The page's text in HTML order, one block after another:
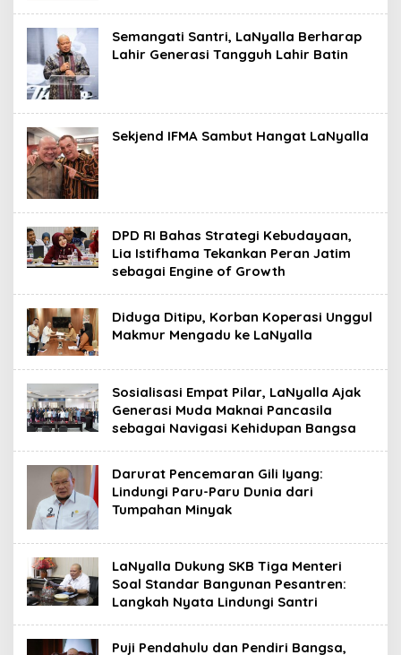
Semangati Santri, LaNyalla Berharap
Lahir Generasi Tangguh Lahir Batin
Sekjend IFMA Sambut Hangat LaNyalla
DPD RI Bahas Strategi Kebudayaan,
Lia Istifhama Tekankan Peran Jatim
sebagai Engine of Growth
Diduga Ditipu, Korban Koperasi Unggul
Makmur Mengadu ke LaNyalla
Sosialisasi Empat Pilar, LaNyalla Ajak
Generasi Muda Maknai Pancasila
sebagai Navigasi Kehidupan Bangsa
Darurat Pencemaran Gili Iyang:
Lindungi Paru-Paru Dunia dari
Tumpahan Minyak
LaNyalla Dukung SKB Tiga Menteri
Soal Standar Bangunan Pesantren:
Langkah Nyata Lindungi Santri
Puji Pendahulu dan Pendiri Bangsa,